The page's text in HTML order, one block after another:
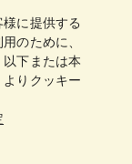
プ
に提供する
のために、
下または本
りクッキー